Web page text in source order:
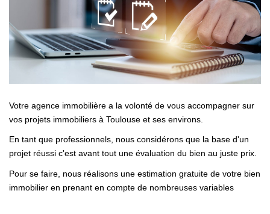
BIENS VENDUS
NOTRE AGENCE
Qui Sommes-Nous
Tracfin
NOUS CONTACTER
EN
Votre agence immobilière a la volonté de vous accompagner sur
vos projets immobiliers à Toulouse et ses environs.
En tant que professionnels, nous considérons que la base d'un
projet réussi c'est avant tout une évaluation du bien au juste prix.
Pour se faire, nous réalisons une estimation gratuite de votre bien
immobilier en prenant en compte de nombreuses variables